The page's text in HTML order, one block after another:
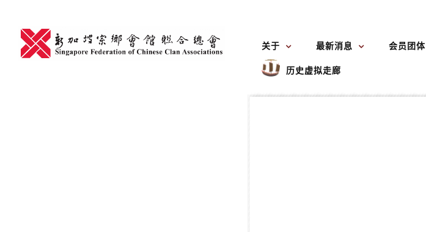
content
关于
最新消息 会员团体
历史虚拟走廊